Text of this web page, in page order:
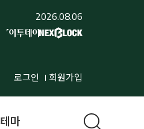
2026.08.06
로그인 회원가입
테마